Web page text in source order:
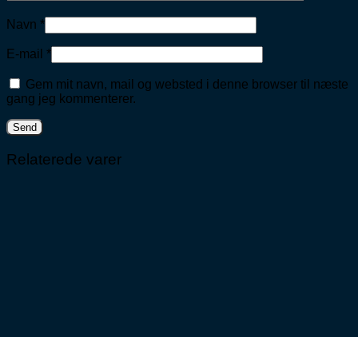
Navn *
E-mail *
Gem mit navn, mail og websted i denne browser til næste
gang jeg kommenterer.
Relaterede varer